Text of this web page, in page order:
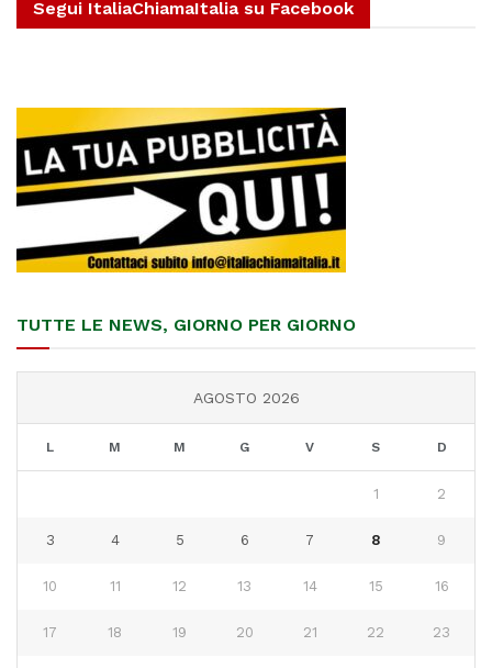
Segui ItaliaChiamaItalia su Facebook
TUTTE LE NEWS, GIORNO PER GIORNO
AGOSTO 2026
L M M G V S D
1 2
3 4 5 6 7 8 9
10 11 12 13 14 15 16
17 18 19 20 21 22 23